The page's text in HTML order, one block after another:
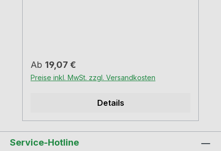
Regulärer Preis:
Ab 19,07 €
Preise inkl. MwSt. zzgl. Versandkosten
Details
Service-Hotline